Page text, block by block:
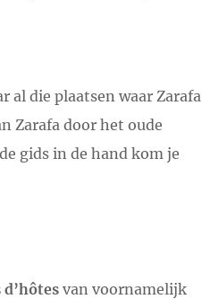
al die plaatsen waar Zarafa
Zarafa door het oude
gids in de hand kom je
van voornamelijk